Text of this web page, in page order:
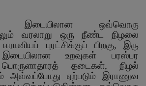
இடையிலான ஒவ்வொரு
வரலாறு ஒரு நீண்ட நிழலை
ஈரானியப் புரட்சிக்குப் பிறகு, இரு
இடையிலான உறவுகள் பரஸ்பர
பொருளாதாரத் தடைகள்,நிழல்
அவ்வப்போது ஏற்படும் இராணுவ